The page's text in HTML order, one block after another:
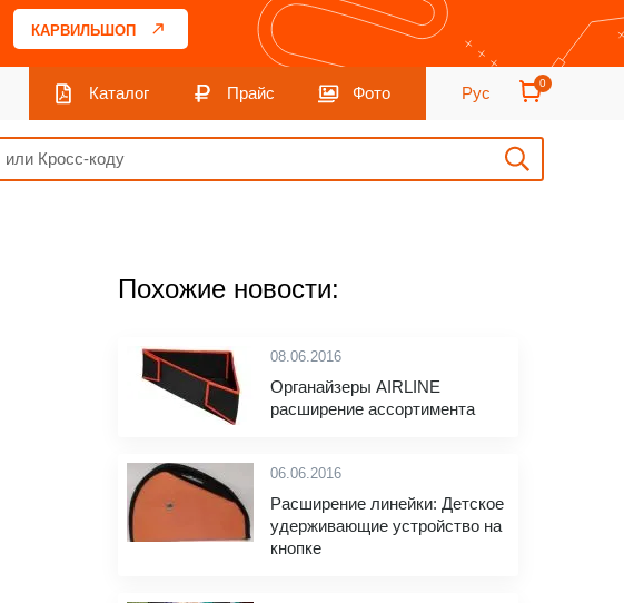
КАРВИЛЬШОП
Каталог Прайс Фото Рус
0
Похожие новости:
08.06.2016
Органайзеры AIRLINE
расширение ассортимента
06.06.2016
Расширение линейки: Детское
удерживающие устройство на
кнопке